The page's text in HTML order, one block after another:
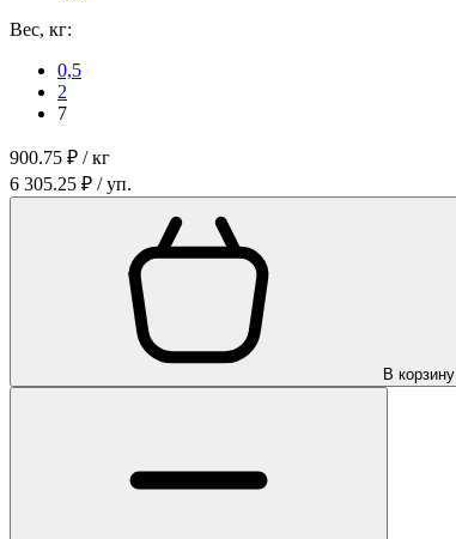
Вес, кг:
0,5
2
7
900.75 ₽ / кг
6 305.25 ₽ / уп.
В корзину